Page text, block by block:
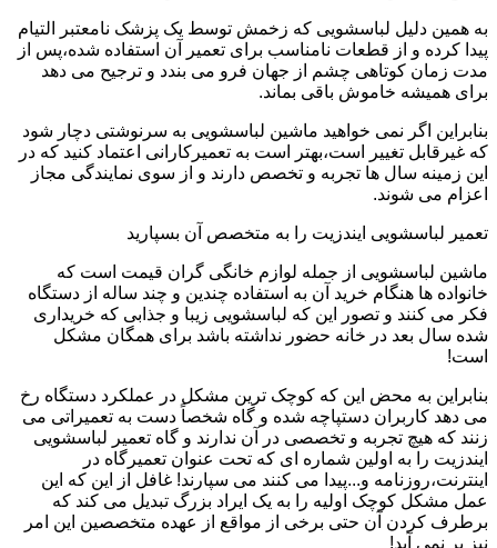
به همین دلیل لباسشویی که زخمش توسط یک پزشک نامعتبر التیام
پیدا کرده و از قطعات نامناسب برای تعمیر آن استفاده شده،پس از
مدت زمان کوتاهی چشم از جهان فرو می بندد و ترجیح می دهد
برای همیشه خاموش باقی بماند.
بنابراین اگر نمی خواهید ماشین لباسشویی به سرنوشتی دچار شود
که غیرقابل تغییر است،بهتر است به تعمیرکارانی اعتماد کنید که در
این زمینه سال ها تجربه و تخصص دارند و از سوی نمایندگی مجاز
اعزام می شوند.
تعمیر لباسشویی ایندزیت را به متخصص آن بسپارید
ماشین لباسشویی از جمله لوازم خانگی گران قیمت است که
خانواده ها هنگام خرید آن به استفاده چندین و چند ساله از دستگاه
فکر می کنند و تصور این که لباسشویی زیبا و جذابی که خریداری
شده سال بعد در خانه حضور نداشته باشد برای همگان مشکل
است!
بنابراین به محض این که کوچک ترین مشکل در عملکرد دستگاه رخ
می دهد کاربران دستپاچه شده و گاه شخصاً دست به تعمیراتی می
زنند که هیچ تجربه و تخصصی در آن ندارند و گاه تعمیر لباسشویی
ایندزیت را به اولین شماره ای که تحت عنوان تعمیرگاه در
اینترنت،روزنامه و...پیدا می کنند می سپارند! غافل از این که این
عمل مشکل کوچک اولیه را به یک ایراد بزرگ تبدیل می کند که
برطرف کردن آن حتی برخی از مواقع از عهده متخصصین این امر
نیز بر نمی آید!